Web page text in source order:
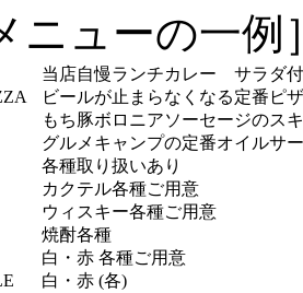
ニューの一例
当店自慢ランチカレー サラダ
ビールが止まらなくなる定番ピザ
もち豚ボロニアソーセージのス
グルメキャンプの定番オイルサ
各種取り扱いあり
カクテル各種ご用意
ウィスキー各種ご用意
焼酎各種
白・赤 各種ご用意
白・赤 (各)